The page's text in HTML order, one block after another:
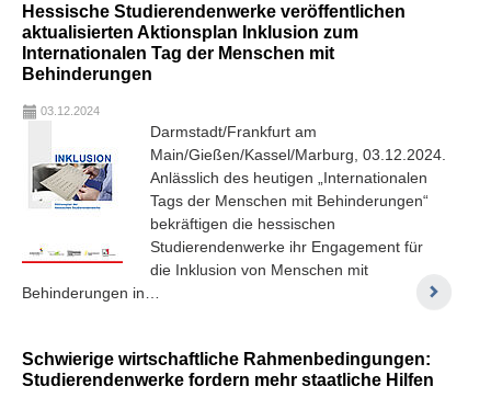
Hessische Studierendenwerke veröffentlichen
aktualisierten Aktionsplan Inklusion zum
Internationalen Tag der Menschen mit
Behinderungen
03.12.2024
Darmstadt/Frankfurt am
Main/Gießen/Kassel/Marburg, 03.12.2024.
Anlässlich des heutigen „Internationalen
Tags der Menschen mit Behinderungen“
bekräftigen die hessischen
Studierendenwerke ihr Engagement für
die Inklusion von Menschen mit
Behinderungen in…
Schwierige wirtschaftliche Rahmenbedingungen:
Studierendenwerke fordern mehr staatliche Hilfen